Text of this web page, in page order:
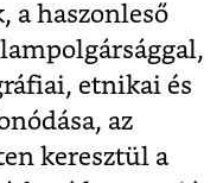
a haszonleső
etnikai és
az
keresztül a